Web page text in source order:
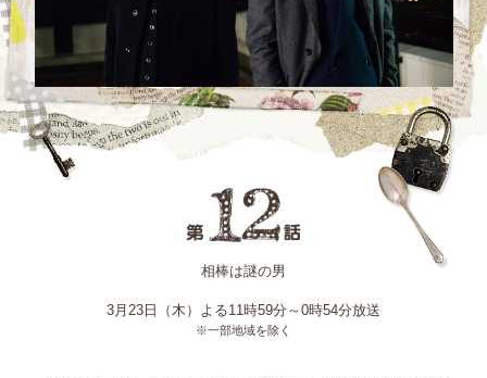
相棒は謎の男
3月23日（木）よる11時59分～0時54分放送
※一部地域を除く